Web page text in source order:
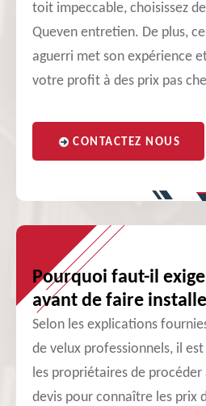
toit impeccable, choisissez
Queven entretien. De plus,
aguerri met son expérience
votre profit à des prix pas
CONTACTEZ NOUS
Pourquoi faut-il
avant de faire
Selon les explications
de velux professionnels, il
les propriétaires de procéder
devis pour connaître les prix